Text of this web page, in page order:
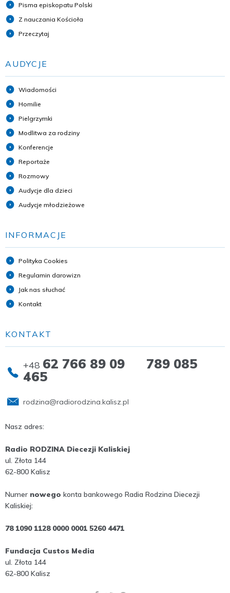
Pisma episkopatu Polski
Z nauczania Kościoła
Przeczytaj
AUDYCJE
Wiadomości
Homilie
Pielgrzymki
Modlitwa za rodziny
Konferencje
Reportaże
Rozmowy
Audycje dla dzieci
Audycje młodzieżowe
INFORMACJE
Polityka Cookies
Regulamin darowizn
Jak nas słuchać
Kontakt
KONTAKT
+48 62 766 89 09 789 085
465
rodzina@radiorodzina.kalisz.pl
Nasz adres:
Radio RODZINA Diecezji Kaliskiej
ul. Złota 144
62-800 Kalisz
Numer nowego konta bankowego Radia Rodzina Diecezji
Kaliskiej:
78 1090 1128 0000 0001 5260 4471
Fundacja Custos Media
ul. Złota 144
62-800 Kalisz